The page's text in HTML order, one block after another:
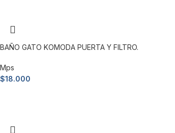
BAÑO GATO KOMODA PUERTA Y FILTRO.
Mps
$18.000